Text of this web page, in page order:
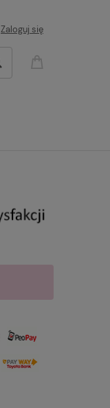
Zaloguj się